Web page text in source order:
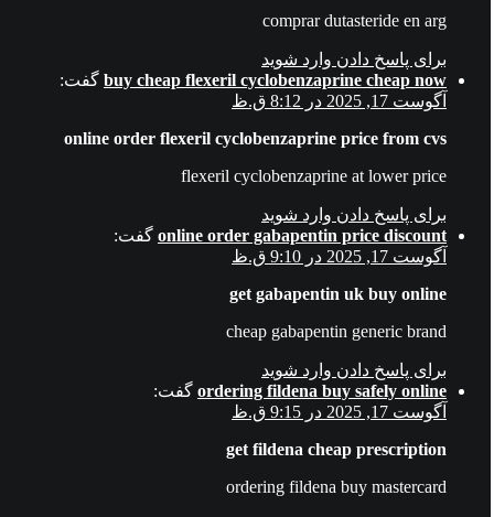
comprar dutasteride en arg
برای پاسخ دادن وارد شوید
buy cheap flexeril cyclobenzaprine cheap now گفت:
آگوست 17, 2025 در 8:12 ق.ظ
online order flexeril cyclobenzaprine price from cvs
flexeril cyclobenzaprine at lower price
برای پاسخ دادن وارد شوید
online order gabapentin price discount گفت:
آگوست 17, 2025 در 9:10 ق.ظ
get gabapentin uk buy online
cheap gabapentin generic brand
برای پاسخ دادن وارد شوید
ordering fildena buy safely online گفت:
آگوست 17, 2025 در 9:15 ق.ظ
get fildena cheap prescription
ordering fildena buy mastercard